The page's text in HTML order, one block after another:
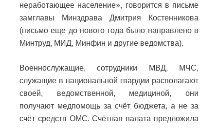
неработающее население», говорится в письме
замглавы Минздрава Дмитрия Костенникова
(письмо еще до нового года было направлено в
Минтруд, МИД, Минфин и другие ведомства).
Военнослужащие, сотрудники МВД, МЧС,
служащие в национальной гвардии располагают
своей, ведомственной, медициной, они
получают медпомощь за счёт бюджета, а не за
счёт средств ОМС. Счётная палата предложила